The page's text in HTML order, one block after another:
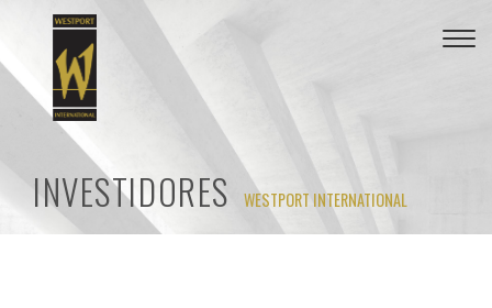
INVESTIDORES WESTPORT INTERNATIONAL